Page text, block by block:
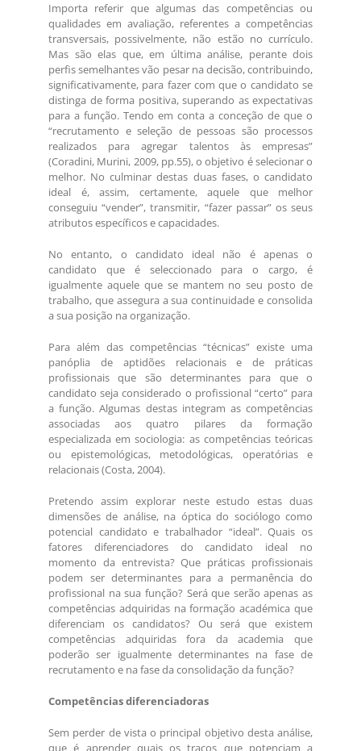
Importa referir que algumas das competências ou
qualidades em avaliação, referentes a competências
transversais, possivelmente, não estão no currículo.
Mas são elas que, em última análise, perante dois
perfis semelhantes vão pesar na decisão, contribuindo,
significativamente, para fazer com que o candidato se
distinga de forma positiva, superando as expectativas
para a função. Tendo em conta a conceção de que o
“recrutamento e seleção de pessoas são processos
realizados para agregar talentos às empresas”
(Coradini, Murini, 2009, pp.55), o objetivo é selecionar o
melhor. No culminar destas duas fases, o candidato
ideal é, assim, certamente, aquele que melhor
conseguiu “vender”, transmitir, “fazer passar” os seus
atributos específicos e capacidades.
No entanto, o candidato ideal não é apenas o
candidato que é seleccionado para o cargo, é
igualmente aquele que se mantem no seu posto de
trabalho, que assegura a sua continuidade e consolida
a sua posição na organização.
Para além das competências “técnicas” existe uma
panóplia de aptidões relacionais e de práticas
profissionais que são determinantes para que o
candidato seja considerado o profissional “certo” para
a função. Algumas destas integram as competências
associadas aos quatro pilares da formação
especializada em sociologia: as competências teóricas
ou epistemológicas, metodológicas, operatórias e
relacionais (Costa, 2004).
Pretendo assim explorar neste estudo estas duas
dimensões de análise, na óptica do sociólogo como
potencial candidato e trabalhador “ideal”. Quais os
fatores diferenciadores do candidato ideal no
momento da entrevista? Que práticas profissionais
podem ser determinantes para a permanência do
profissional na sua função? Será que serão apenas as
competências adquiridas na formação académica que
diferenciam os candidatos? Ou será que existem
competências adquiridas fora da academia que
poderão ser igualmente determinantes na fase de
recrutamento e na fase da consolidação da função?
Competências diferenciadoras
Sem perder de vista o principal objetivo desta análise,
que é aprender quais os traços que potenciam a